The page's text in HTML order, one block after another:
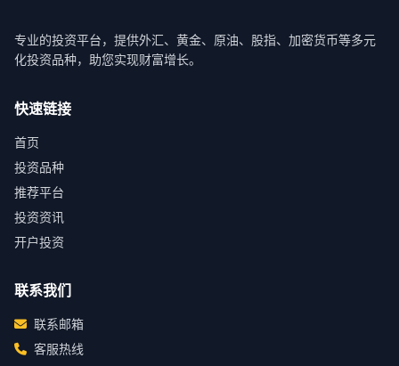
专业的投资平台，提供外汇、黄金、原油、股指、加密货币等多元
化投资品种，助您实现财富增长。
快速链接
首页
投资品种
推荐平台
投资资讯
开户投资
联系我们
联系邮箱
客服热线